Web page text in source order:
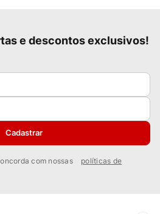
e descontos exclusivos!
Cadastrar
com nossas
políticas de